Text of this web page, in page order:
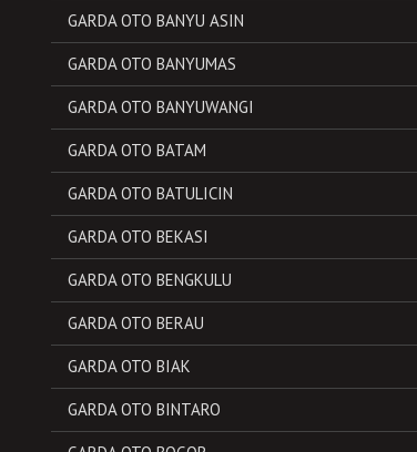
GARDA OTO BANYU ASIN
GARDA OTO BANYUMAS
GARDA OTO BANYUWANGI
GARDA OTO BATAM
GARDA OTO BATULICIN
GARDA OTO BEKASI
GARDA OTO BENGKULU
GARDA OTO BERAU
GARDA OTO BIAK
GARDA OTO BINTARO